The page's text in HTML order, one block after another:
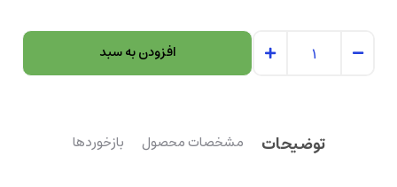
افزودن به سبد
توضیحات مشخصات محصول بازخوردها